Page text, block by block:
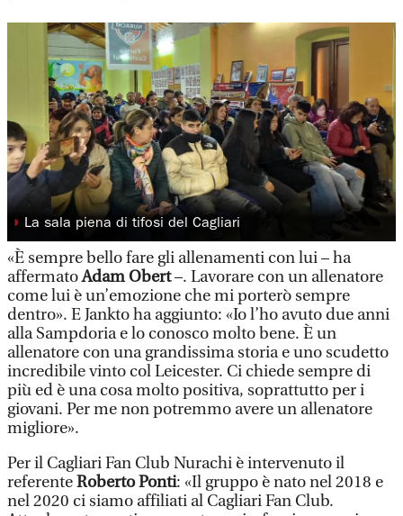
◗ La sala piena di tifosi del Cagliari
«È sempre bello fare gli allenamenti con lui – ha
affermatoAdam Obert–. Lavorare con un allenatore
come lui è un’emozione che mi porterò sempre
dentro». E Jankto ha aggiunto: «Io l’ho avuto due anni
alla Sampdoria e lo conosco molto bene. È un
allenatore con una grandissima storia e uno scudetto
incredibile vinto col Leicester. Ci chiede sempre di
più ed è una cosa molto positiva, soprattutto per i
giovani. Per me non potremmo avere un allenatore
migliore».
Per il Cagliari Fan Club Nurachi è intervenuto il
referenteRoberto Ponti: «Il gruppo è nato nel 2018 e
nel 2020 ci siamo affiliati al Cagliari Fan Club.